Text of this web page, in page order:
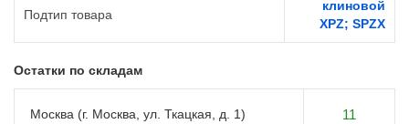
Подтип товара
клиновой
XPZ; SPZX
Остатки по складам
Москва (г. Москва, ул. Ткацкая, д. 1) 11